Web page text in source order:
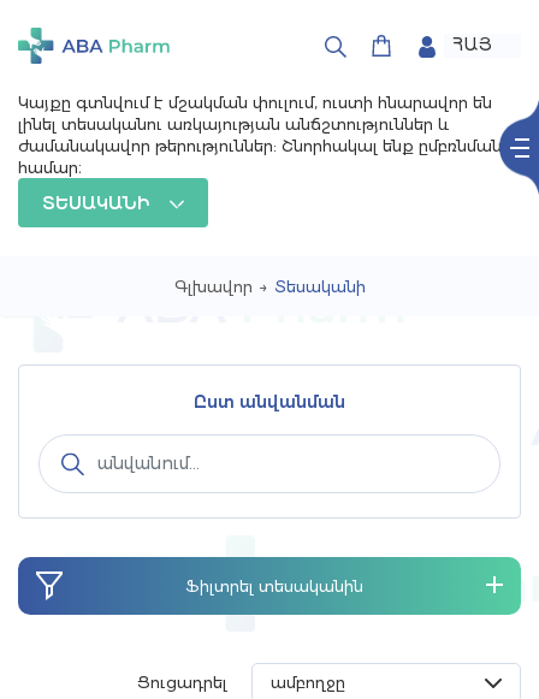
ՀԱՅ
Կայքը գտնվում է մշակման փուլում, ուստի հնարավոր են
լինել տեսականու առկայության անճշտություններ և
ժամանակավոր թերություններ: Շնորհակալ ենք ըմբռնման
համար։
ՏԵՍԱԿԱՆԻ
Գլխավոր → Տեսականի
Ըստ անվանման
Ֆիլտրել տեսականին
Ցուցադրել